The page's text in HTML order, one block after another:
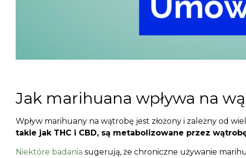
Jak marihuana wpływa na
Wpływ marihuany na wątrobę jest złożony i zależny od
takie jak THC i CBD, są metabolizowane przez
Niektóre badania sugerują, że chroniczne używanie